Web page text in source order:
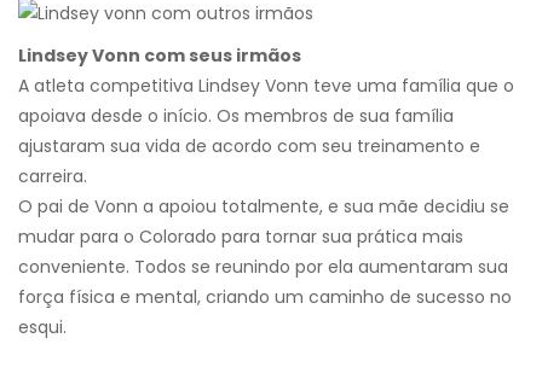
Lindsey Vonn com seus irmãos
A atleta competitiva Lindsey Vonn teve uma família que o
apoiava desde o início. Os membros de sua família
ajustaram sua vida de acordo com seu treinamento e
carreira.
O pai de Vonn a apoiou totalmente, e sua mãe decidiu se
mudar para o Colorado para tornar sua prática mais
conveniente. Todos se reunindo por ela aumentaram sua
força física e mental, criando um caminho de sucesso no
esqui.